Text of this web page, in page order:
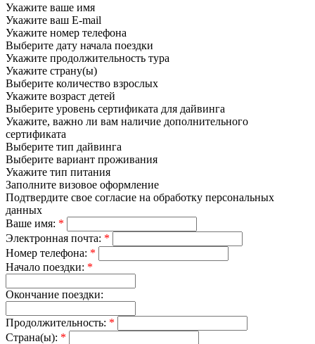
Укажите ваше имя
Укажите ваш E-mail
Укажите номер телефона
Выберите дату начала поездки
Укажите продолжительность тура
Укажите страну(ы)
Выберите количество взрослых
Укажите возраст детей
Выберите уровень сертификата для дайвинга
Укажите, важно ли вам наличие дополнительного
сертификата
Выберите тип дайвинга
Выберите вариант проживания
Укажите тип питания
Заполните визовое оформление
Подтвердите свое согласие на обработку персональных
данных
Ваше имя: *
Электронная почта: *
Номер телефона: *
Начало поездки: *
Окончание поездки:
Продолжительность: *
Страна(ы): *